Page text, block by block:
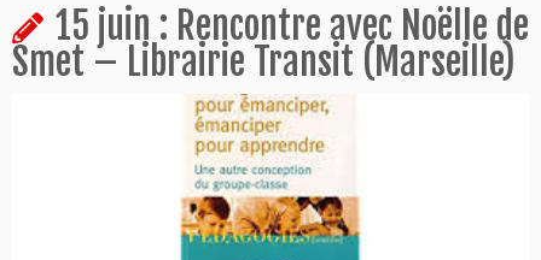
au
contenu
15 juin : Rencontre avec Noëlle de
Smet – Librairie Transit (Marseille)